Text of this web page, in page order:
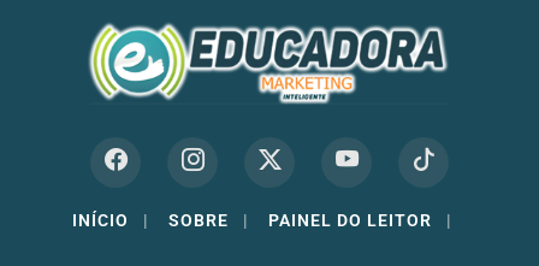
INÍCIO | SOBRE | PAINEL DO LEITOR |